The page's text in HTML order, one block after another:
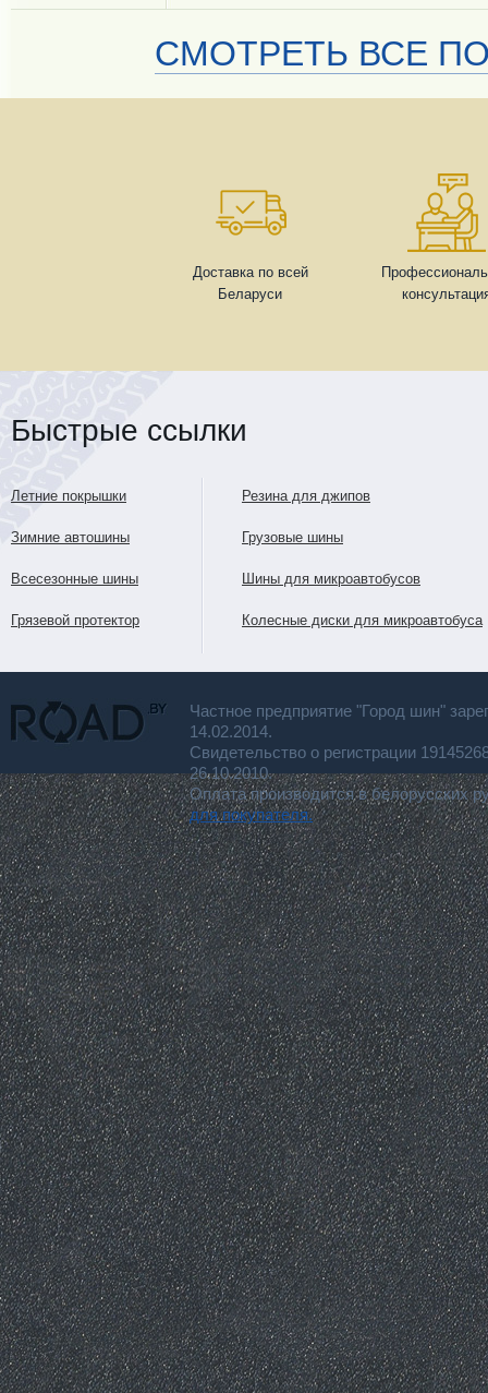
СМОТРЕТЬ ВСЕ
Доставка по всей
Беларуси
Быстрые ссылки
Летние покрышки
Зимние автошины
Всесезонные шины
Грязевой протектор
Резина для джипов
Грузовые шины
Шины для микроавтобусов
Колесные диски для микроавтобуса
Частное предприятие "Город шин"
14.02.2014.
Свидетельство о регистрации
26.10.2010.
Оплата производится в белорусских
для покупателя.